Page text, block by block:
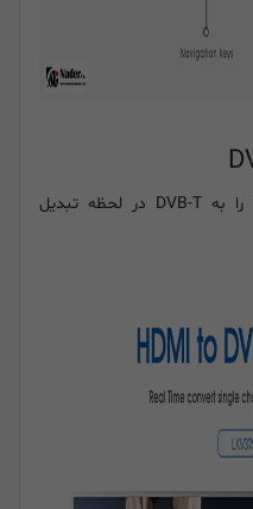
را به DVB-T در لحظه تبدیل